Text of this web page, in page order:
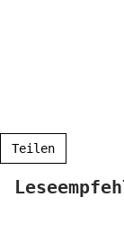
Teilen